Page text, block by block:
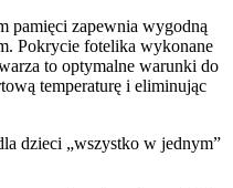
pamięci zapewnia wygodną
Pokrycie fotelika wykonane
to optymalne warunki do
temperaturę i eliminując
dzieci „wszystko w jednym”